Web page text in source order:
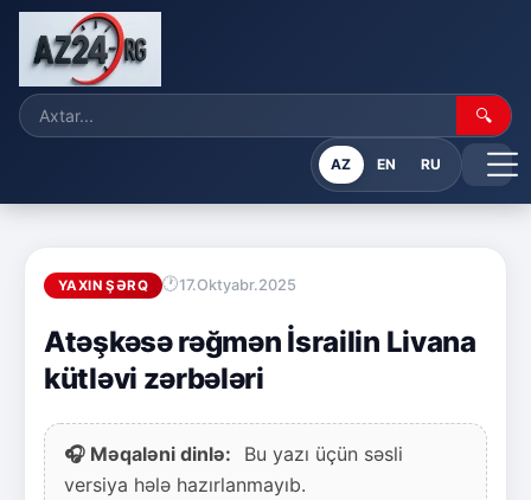
🔍
AZ EN RU
YAXIN ŞƏRQ 17.Oktyabr.2025
Atəşkəsə rəğmən İsrailin Livana
kütləvi zərbələri
🎧 Məqaləni dinlə:
Bu yazı üçün səsli
versiya hələ hazırlanmayıb.